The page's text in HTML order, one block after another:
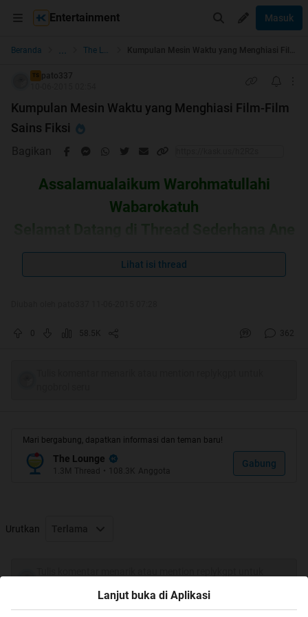
Entertainment Masuk
Beranda ... The Lounge
TS pato337
Kumpulan Mesin Waktu yang Menghiasi Film-Film
Sains Fiksi
Bagikan
Assalamualaikum Warohmatullahi
Wabarokatuh
Gan
Lihat isi thread
0 58.5K 362
Mari bergabung, dapatkan informasi dan teman baru!
The Lounge
1.3M Thread • 108.3K Anggota
Gabung
Urutkan Terlama
Lanjut buka di Aplikasi